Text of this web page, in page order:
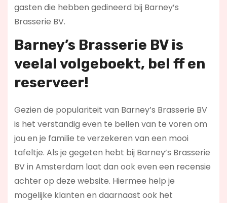
gasten die hebben gedineerd bij Barney’s
Brasserie BV.
Barney’s Brasserie BV is
veelal volgeboekt, bel ff en
reserveer!
Gezien de populariteit van Barney’s Brasserie BV
is het verstandig even te bellen van te voren om
jou en je familie te verzekeren van een mooi
tafeltje. Als je gegeten hebt bij Barney’s Brasserie
BV in Amsterdam laat dan ook even een recensie
achter op deze website. Hiermee help je
mogelijke klanten en daarnaast ook het